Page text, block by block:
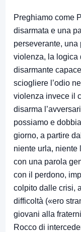
Preghiamo come
disarmata e una
perseverante, una
violenza, la logica
disarmante
sciogliere l’odio
violenza invece il
disarma
possiamo e
giorno, a partire
niente urla, niente
con una parola
con il perdono,
colpito dalle crisi,
difficoltà («ero
giovani alla
Rocco di